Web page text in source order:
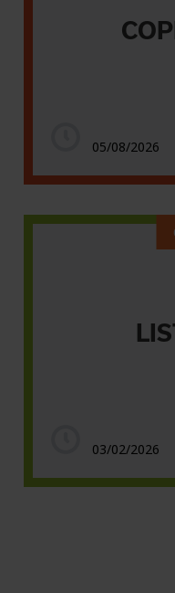
05/08/2026
03/02/2026